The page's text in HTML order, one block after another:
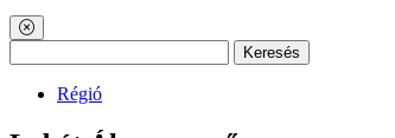
Keresés
Régió